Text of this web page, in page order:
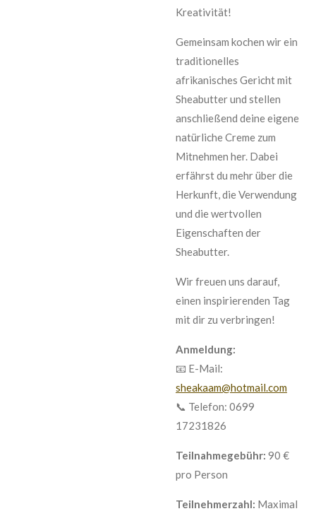
Kreativität!
Gemeinsam kochen wir ein
traditionelles
afrikanisches Gericht mit
Sheabutter und stellen
anschließend deine eigene
natürliche Creme zum
Mitnehmen her. Dabei
erfährst du mehr über die
Herkunft, die Verwendung
und die wertvollen
Eigenschaften der
Sheabutter.
Wir freuen uns darauf,
einen inspirierenden Tag
mit dir zu verbringen!
Anmeldung:
📧 E-Mail:
sheakaam@hotmail.com
📞 Telefon: 0699
17231826
Teilnahmegebühr: 90 €
pro Person
Teilnehmerzahl: Maximal